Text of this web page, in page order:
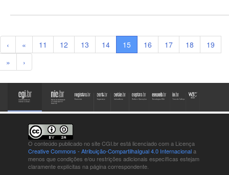
‹ « 11 12 13 14 15 16 17 18
19
»
›
O conteúdo publicado no site CGI.br está licenciado com a Licença
Creative Commons - Atribuição-CompartilhaIgual 4.0 Internacionala
menos que condições e/ou restrições adicionais específicas estejam
claramente explícitas na página correspondente.